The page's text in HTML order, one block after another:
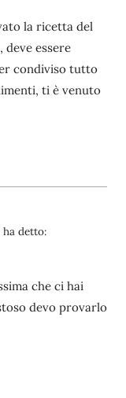
la ricetta del
deve essere
condiviso tutto
ti è venuto
ha detto:
che ci hai
devo provarlo